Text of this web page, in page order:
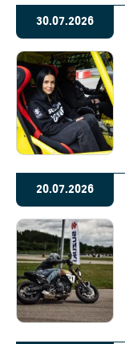
30.07.2026
20.07.2026